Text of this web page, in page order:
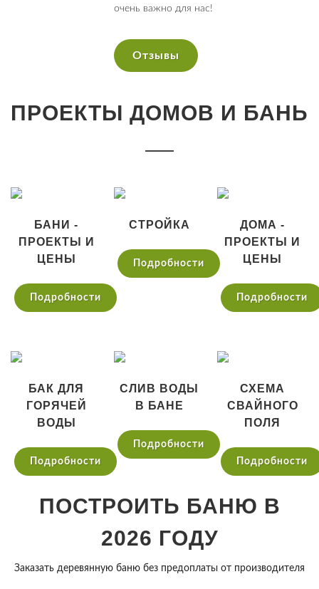
очень важно для нас!
Отзывы
ПРОЕКТЫ ДОМОВ И БАНЬ
БАНИ -
ПРОЕКТЫ И
ЦЕНЫ
Подробности
СТРОЙКА
Подробности
ДОМА -
ПРОЕКТЫ И
ЦЕНЫ
Подробности
БАК ДЛЯ
ГОРЯЧЕЙ
ВОДЫ
Подробности
СЛИВ ВОДЫ
В БАНЕ
Подробности
СХЕМА
СВАЙНОГО
ПОЛЯ
Подробности
ПОСТРОИТЬ БАНЮ В
2026 ГОДУ
Заказать деревянную баню без предоплаты от производителя